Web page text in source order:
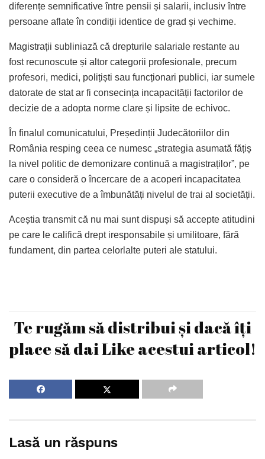
diferențe semnificative între pensii și salarii, inclusiv între
persoane aflate în condiții identice de grad și vechime.
Magistrații subliniază că drepturile salariale restante au
fost recunoscute și altor categorii profesionale, precum
profesori, medici, polițiști sau funcționari publici, iar sumele
datorate de stat ar fi consecința incapacității factorilor de
decizie de a adopta norme clare și lipsite de echivoc.
În finalul comunicatului, Președinții Judecătoriilor din
România resping ceea ce numesc „strategia asumată fățiș
la nivel politic de demonizare continuă a magistraților”, pe
care o consideră o încercare de a acoperi incapacitatea
puterii executive de a îmbunătăți nivelul de trai al societății.
Aceștia transmit că nu mai sunt dispuși să accepte atitudini
pe care le califică drept iresponsabile și umilitoare, fără
fundament, din partea celorlalte puteri ale statului.
Te rugăm să distribui și dacă îți
place să dai Like acestui articol!
Lasă un răspuns